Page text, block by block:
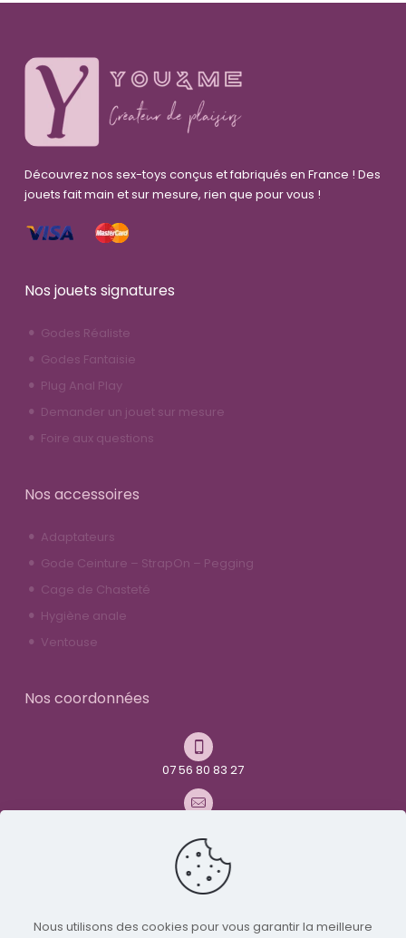
Découvrez nos sex-toys conçus et fabriqués en France ! Des
jouets fait main et sur mesure, rien que pour vous !
Nos jouets signatures
Godes Réaliste
Godes Fantaisie
Plug Anal Play
Demander un jouet sur mesure
Foire aux questions
Nos accessoires
Adaptateurs
Gode Ceinture – StrapOn – Pegging
Cage de Chasteté
Hygiène anale
Ventouse
Nos coordonnées
07 56 80 83 27
Avenue René Maurice Simonet
Nous utilisons des cookies pour vous garantir la meilleure